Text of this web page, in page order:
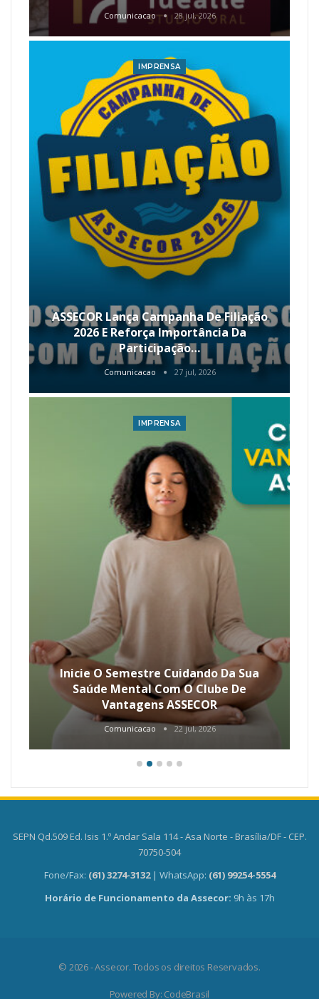
Comunicacao 28 jul, 2026
IMPRENSA
ASSECOR Lança Campanha De Filiação
2026 E Reforça Importância Da
Participação…
Comunicacao 27 jul, 2026
IMPRENSA
Inicie O Semestre Cuidando Da Sua
Saúde Mental Com O Clube De
Vantagens ASSECOR
Comunicacao 22 jul, 2026
SEPN Qd.509 Ed. Isis 1.º Andar Sala 114 - Asa Norte - Brasília/DF - CEP.
70750-504
Fone/Fax: (61) 3274-3132 | WhatsApp: (61) 99254-5554
Horário de Funcionamento da Assecor: 9h às 17h
© 2026 - Assecor. Todos os direitos Reservados.
Powered By: CodeBrasil